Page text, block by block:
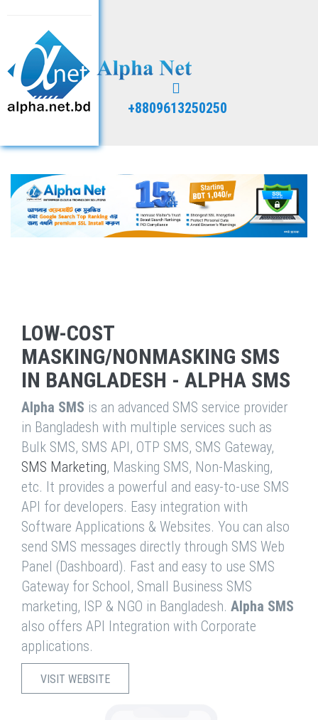
+8809613250250
LOW-COST
MASKING/NONMASKING SMS
IN BANGLADESH - ALPHA SMS
Alpha SMS is an advanced SMS service provider
in Bangladesh with multiple services such as
Bulk SMS, SMS API, OTP SMS, SMS Gateway,
SMS Marketing, Masking SMS, Non-Masking,
etc. It provides a powerful and easy-to-use SMS
API for developers. Easy integration with
Software Applications & Websites. You can also
send SMS messages directly through SMS Web
Panel (Dashboard). Fast and easy to use SMS
Gateway for School, Small Business SMS
marketing, ISP & NGO in Bangladesh. Alpha SMS
also offers API Integration with Corporate
applications.
VISIT WEBSITE